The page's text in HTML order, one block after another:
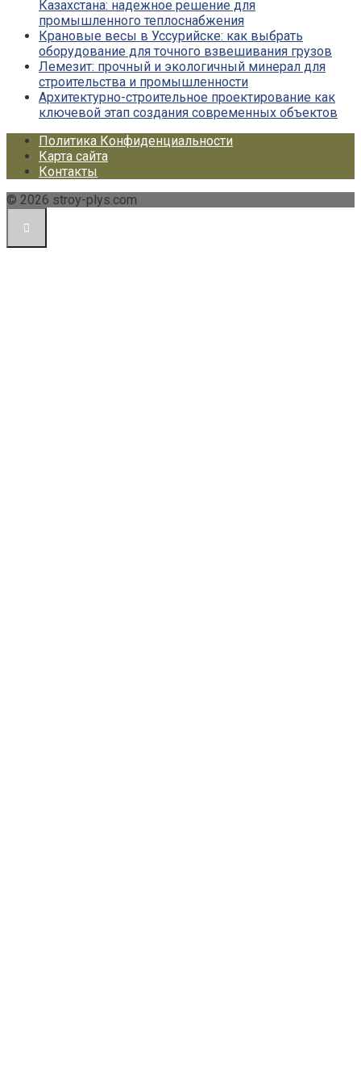
Казахстана: надежное решение для
промышленного теплоснабжения
Крановые весы в Уссурийске: как выбрать
оборудование для точного взвешивания грузов
Лемезит: прочный и экологичный минерал для
строительства и промышленности
Архитектурно-строительное проектирование как
ключевой этап создания современных объектов
Политика Конфиденциальности
Карта сайта
Контакты
© 2026 stroy-plys.com